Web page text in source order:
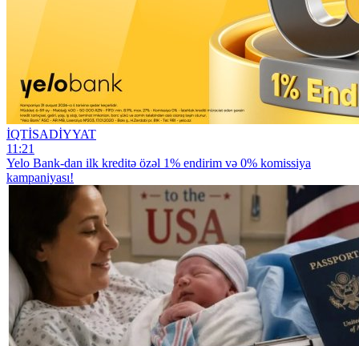
İQTİSADİYYAT
11:21
Yelo Bank-dan ilk kreditə özəl 1% endirim və 0% komissiya
kampaniyası!